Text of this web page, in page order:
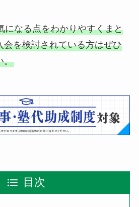
になる点をわかりやすくまと
会を検討されている方はぜひ
。
目次